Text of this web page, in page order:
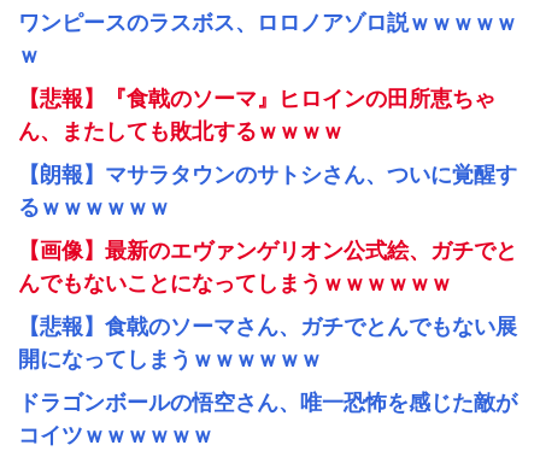
ワンピースのラスボス、ロロノアゾロ説ｗｗｗｗｗ
ｗ
【悲報】『食戟のソーマ』ヒロインの田所恵ちゃ
ん、またしても敗北するｗｗｗｗ
【朗報】マサラタウンのサトシさん、ついに覚醒す
るｗｗｗｗｗｗ
【画像】最新のエヴァンゲリオン公式絵、ガチでと
んでもないことになってしまうｗｗｗｗｗｗ
【悲報】食戟のソーマさん、ガチでとんでもない展
開になってしまうｗｗｗｗｗｗ
ドラゴンボールの悟空さん、唯一恐怖を感じた敵が
コイツｗｗｗｗｗｗ